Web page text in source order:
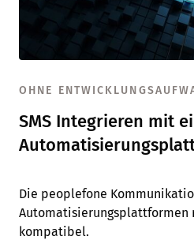
OHNE
SMS Integrieren mit
Die peoplefone
Automatisierungsplattformen
kompatibel.